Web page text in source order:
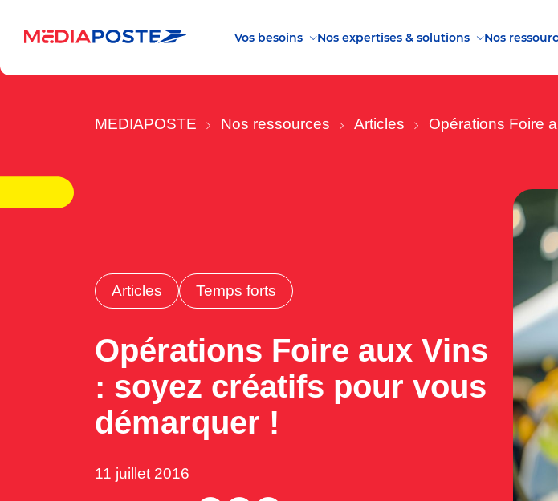
Vos besoins Nos expertises & solutions Nos
MEDIAPOSTE Nos ressources Articles Opérations Foire
Articles Temps forts
Opérations Foire aux Vins
: soyez créatifs pour vous
démarquer !
11 juillet 2016